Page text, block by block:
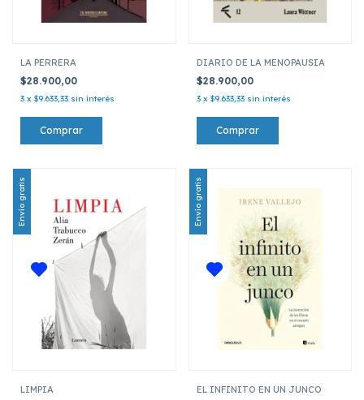
LA PERRERA
$28.900,00
3 x $9.633,33 sin interés
DIARIO DE LA MENOPAUSIA
$28.900,00
3 x $9.633,33 sin interés
Envío gratis
LIMPIA
Envío gratis
EL INFINITO EN UN JUNCO